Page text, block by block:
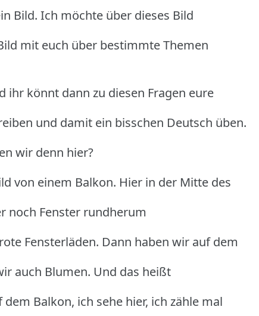
Bild. Ich möchte über dieses Bild
mit euch über bestimmte Themen
ihr könnt dann zu diesen Fragen eure
und damit ein bisschen Deutsch üben.
wir denn hier?
von einem Balkon. Hier in der Mitte des
noch Fenster rundherum
Fensterläden. Dann haben wir auf dem
auch Blumen. Und das heißt
Balkon, ich sehe hier, ich zähle mal